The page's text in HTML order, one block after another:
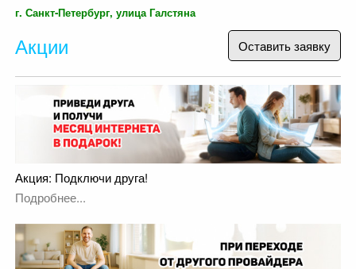
г. Санкт-Петербург, улица Галстяна
Акции Оставить заявку
Акция: Подключи друга!
Подробнее...